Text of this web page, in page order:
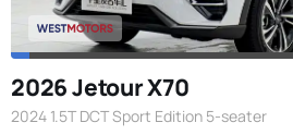
2026 Jetour X70
2024 1.5T DCT Sport Edition 5-seater